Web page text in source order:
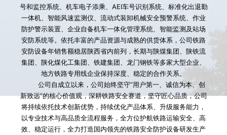
号和监控系统、机车电子添乘、AEI车号识别系统、标准化出退勤
一体机、智能风速监测仪、流动式装卸机械安全预警系统、作业
防护警示装置、企业自备机车一体化管理系统、智能监测及站场
安防系统等。依托丰富的产品资源与成熟的供货体系，公司铁路
安防设备年销售额稳居陕西省内前列，长期与陕煤集团、陕铁流
集团、陕化煤化工集团、铁建集团、龙门钢铁等多家大型企业、
地方铁路专用线企业保持深度、稳定的合作关系。
新致远”的核心价值观，深耕铁路安全赛道，坚守匠心品质，公司
将持续依托技术创新优势，持续优化产品体系、升级服务能力，
以专业技术与高品质全流程服务，全方位护航铁路运输安全、高
效、稳定运行，全力打造国内领先的铁路安全防护设备研发生产